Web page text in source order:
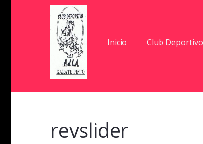
Inicio Club Deportivo
revslider